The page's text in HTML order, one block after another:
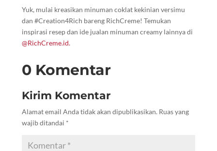
Yuk, mulai kreasikan minuman coklat kekinian versimu
dan #Creation4Rich bareng RichCreme! Temukan
inspirasi resep dan ide jualan minuman creamy lainnya di
@RichCreme.id.
0 Komentar
Kirim Komentar
Alamat email Anda tidak akan dipublikasikan. Ruas yang
wajib ditandai *